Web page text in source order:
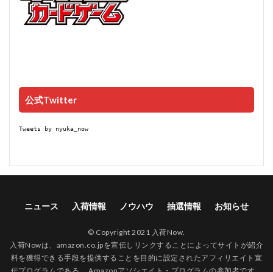
公式Twitter
Tweets by nyuka_now
ニュース 入荷情報 ノウハウ 抽選情報 お知らせ
© Copyright 2021 入荷Now.
入荷Nowは、amazon.co.jpを宣伝しリンクすることによってサイトが紹介
料を獲得できる手段を提供することを目的に設定されたアフィリエイト宣
伝プログラムである、 Amazonアソシエイト・プログラムの参加者です。